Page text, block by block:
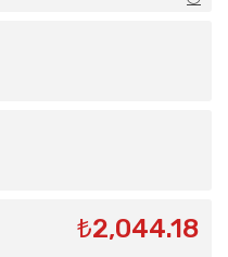
₺2,044.18